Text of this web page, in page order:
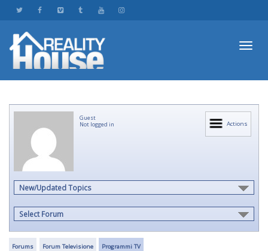
Actions
Guest
Not logged in
New/Updated Topics
Select Forum
Forums Forum Televisione Programmi TV